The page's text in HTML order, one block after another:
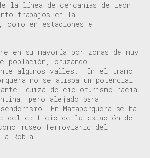
la línea de cercanías de León
trabajos en la
como en estaciones e
en su mayoría por zonas de muy
población, cruzando
algunos valles. En el tramo
no se atisba un potencial
quizá de cicloturismo hacia
pero alejado para
En Mataporquera se ha
del edificio de la estación de
museo ferroviario del
Robla.